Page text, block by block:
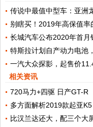
传说中最值中型车：亚洲
别瞎买！2019年高保值率
长城汽车公布2020年首月
特斯拉计划自产动力电池
一汽大众探影，起售价
相关资讯
720马力+四驱 日产GT-R
多方面解析2019款起亚K5
比汉兰达还大，配三个大